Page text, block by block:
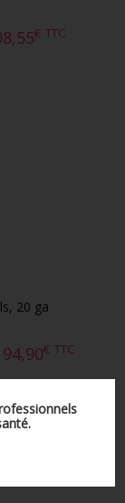
€ TTC
20 ga
94,90€ TTC